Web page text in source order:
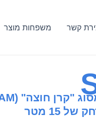
קשר משפחות מוצר
15 מטר